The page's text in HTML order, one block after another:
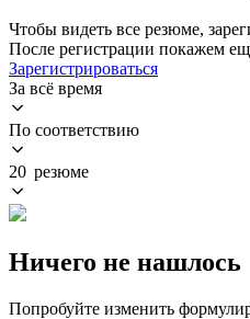
Чтобы видеть все резюме,
После регистрации покажем
Зарегистрироваться
За всё время
По соответствию
20 резюме
Ничего не нашлось
Попробуйте изменить